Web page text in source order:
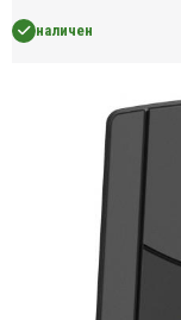
наличен